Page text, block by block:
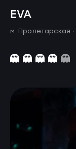
EVA
м. Пролетарская ·